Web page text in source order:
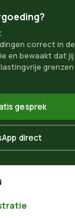
correct in de
en bewaakt dat jij
grenzen
gesprek
direct